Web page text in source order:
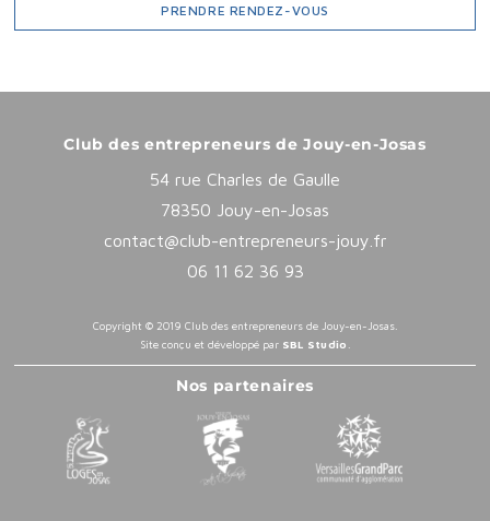
PRENDRE RENDEZ-VOUS
Club des entrepreneurs de Jouy-en-Josas
54 rue Charles de Gaulle
78350 Jouy-en-Josas
contact@club-entrepreneurs-jouy.fr
06 11 62 36 93
Copyright © 2019 Club des entrepreneurs de Jouy-en-Josas.
Site conçu et développé par SBL Studio
Nos partenaires